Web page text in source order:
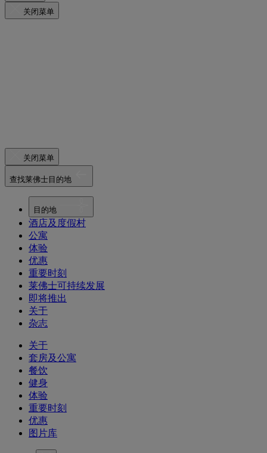
关闭菜单
关闭菜单
查找莱佛士目的地
目的地
酒店及度假村
公寓
体验
优惠
重要时刻
莱佛士可持续发展
即将推出
关于
杂志
关于
套房及公寓
餐饮
健身
体验
重要时刻
优惠
图片库